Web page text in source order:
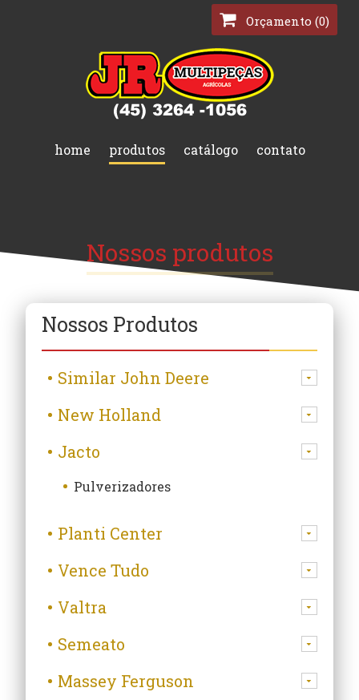
Orçamento (0)
home produtos catálogo contato
Nossos produtos
Nossos Produtos
Similar John Deere
New Holland
Jacto
Pulverizadores
Planti Center
Vence Tudo
Valtra
Semeato
Massey Ferguson